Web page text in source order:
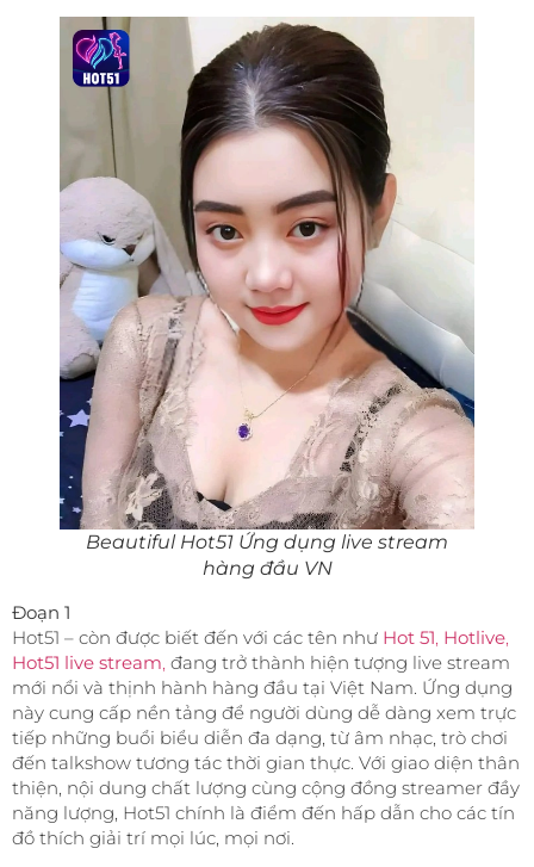
Beautiful Hot51 Ứng dụng live stream
hàng đầu VN
Đoạn 1
Hot51 – còn được biết đến với các tên như Hot 51, Hotlive,
Hot51 live stream, đang trở thành hiện tượng live stream
mới nổi và thịnh hành hàng đầu tại Việt Nam. Ứng dụng
này cung cấp nền tảng để người dùng dễ dàng xem trực
tiếp những buổi biểu diễn đa dạng, từ âm nhạc, trò chơi
đến talkshow tương tác thời gian thực. Với giao diện thân
thiện, nội dung chất lượng cùng cộng đồng streamer đầy
năng lượng, Hot51 chính là điểm đến hấp dẫn cho các tín
đồ thích giải trí mọi lúc, mọi nơi.